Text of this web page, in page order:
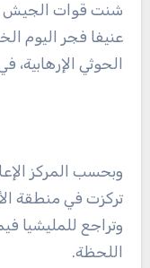
شنت قوات الجيش
عنيفا فجر اليوم
الحوثي الإرهابية،
وبحسب المركز
تركزت في منطقة
وتراجع للمليشيا
اللحظة.